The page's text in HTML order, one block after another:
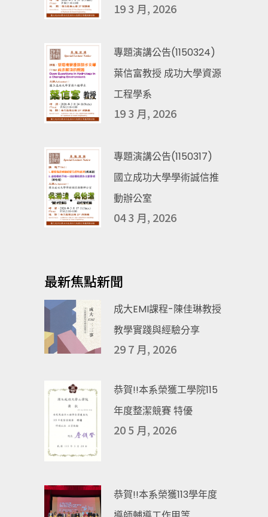
19 3 月, 2026
專題演講公告(1150324)
葉信富教授 成功大學資源
工程學系
19 3 月, 2026
專題演講公告(1150317)
國立成功大學學術誠信推
動辦公室
04 3 月, 2026
最新焦點新聞
成大EMI課程-陳佳琳教授
教學實踐與經驗分享
29 7 月, 2026
恭賀!!本系榮獲工學院115
年度整潔競賽 特優
20 5 月, 2026
恭賀!!本系榮獲113學年度